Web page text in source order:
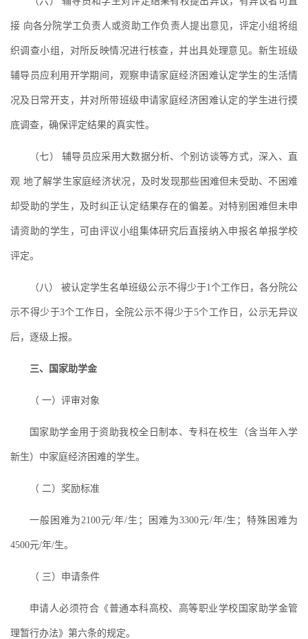
接 向各分院学工负责人或资助工作负责人提出意见，评定小组将组
织调查小组，对所反映情况进行核查，并出具处理意见。新生班级
辅导员应利用开学期间，观察申请家庭经济困难认定学生的生活情
况及日常开支，并对所带班级申请家庭经济困难认定的学生进行摸
底调查，确保评定结果的真实性。
（七） 辅导员应采用大数据分析、个别访谈等方式，深入、直
观 地了解学生家庭经济状况，及时发现那些困难但未受助、不困难
却受助的学生，及时纠正认定结果存在的偏差。对特别困难但未申
请资助的学生，可由评议小组集体研究后直接纳入申报名单报学校
评定。
（八） 被认定学生名单班级公示不得少于1个工作日，各分院公
示不得少于3个工作日，全院公示不得少于5个工作日，公示无异议
后，逐级上报。
三、国家助学金
（ 一）评审对象
国家助学金用于资助我校全日制本、专科在校生（含当年入学
新生）中家庭经济困难的学生。
（ 二）奖励标准
一般困难为2100元/年/生；困难为3300元/年/生；特殊困难为
4500元/年/生。
（ 三）申请条件
申请人必须符合《普通本科高校、高等职业学校国家助学金管
理暂行办法》第六条的规定。